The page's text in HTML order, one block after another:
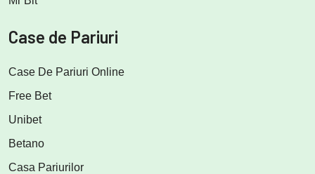
Case de Pariuri
Case De Pariuri Online
Free Bet
Unibet
Betano
Casa Pariurilor